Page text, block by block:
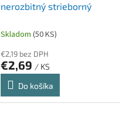
nerozbitný strieborný
Skladom (50 KS)
€2,19 bez DPH
€2,69 / KS
Do košíka